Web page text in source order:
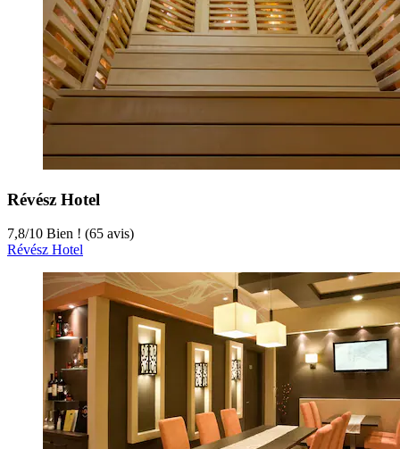
Révész Hotel
7,8/10 Bien ! (65 avis)
Révész Hotel